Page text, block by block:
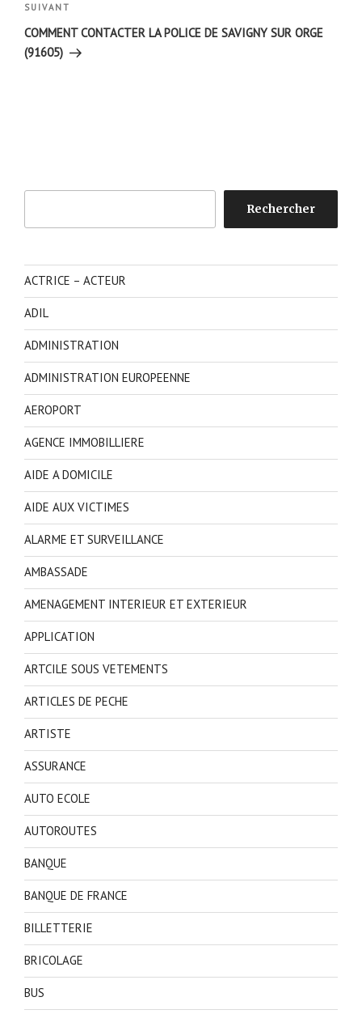
Article
suivant
SUIVANT
COMMENT CONTACTER LA POLICE DE SAVIGNY SUR ORGE
(91605)
Rechercher
ACTRICE – ACTEUR
ADIL
ADMINISTRATION
ADMINISTRATION EUROPEENNE
AEROPORT
AGENCE IMMOBILLIERE
AIDE A DOMICILE
AIDE AUX VICTIMES
ALARME ET SURVEILLANCE
AMBASSADE
AMENAGEMENT INTERIEUR ET EXTERIEUR
APPLICATION
ARTCILE SOUS VETEMENTS
ARTICLES DE PECHE
ARTISTE
ASSURANCE
AUTO ECOLE
AUTOROUTES
BANQUE
BANQUE DE FRANCE
BILLETTERIE
BRICOLAGE
BUS